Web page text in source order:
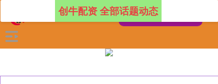
创牛配资 全部话题动态